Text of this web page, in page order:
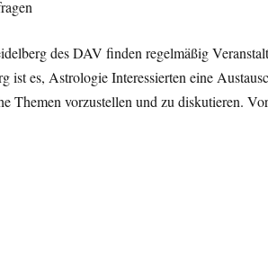
des DAV finden regelmäßig
ist es, Astrologie Interessierten eine
Themen vorzustellen und zu diskutieren.